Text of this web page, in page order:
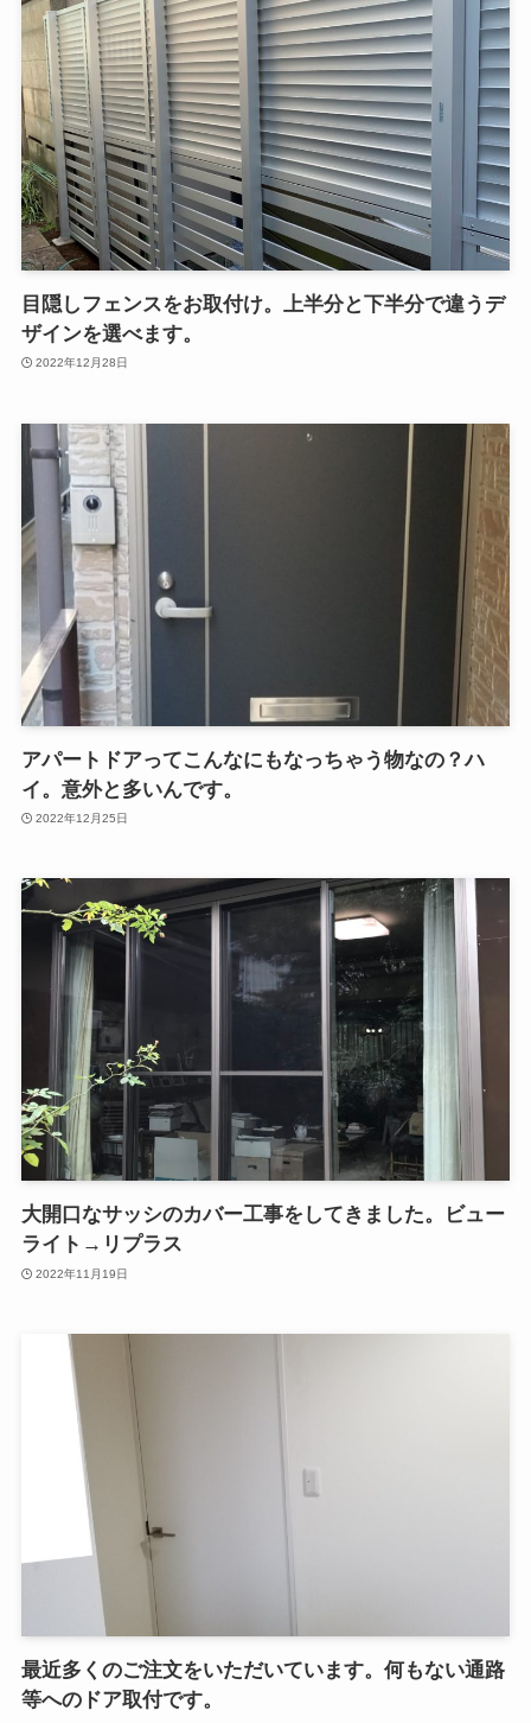
目隠しフェンスをお取付け。上半分と下半分で違うデ
ザインを選べます。
2022年12月28日
アパートドアってこんなにもなっちゃう物なの？ハ
イ。意外と多いんです。
2022年12月25日
大開口なサッシのカバー工事をしてきました。ビュー
ライト→リプラス
2022年11月19日
最近多くのご注文をいただいています。何もない通路
等へのドア取付です。